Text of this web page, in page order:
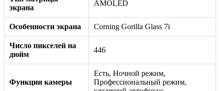
экрана
AMOLED
Особенности экрана Corning Gorilla Glass 7i
Число пикселей на
дюйм
446
Функции камеры
Есть, Ночной режим,
Профессиональный режим,